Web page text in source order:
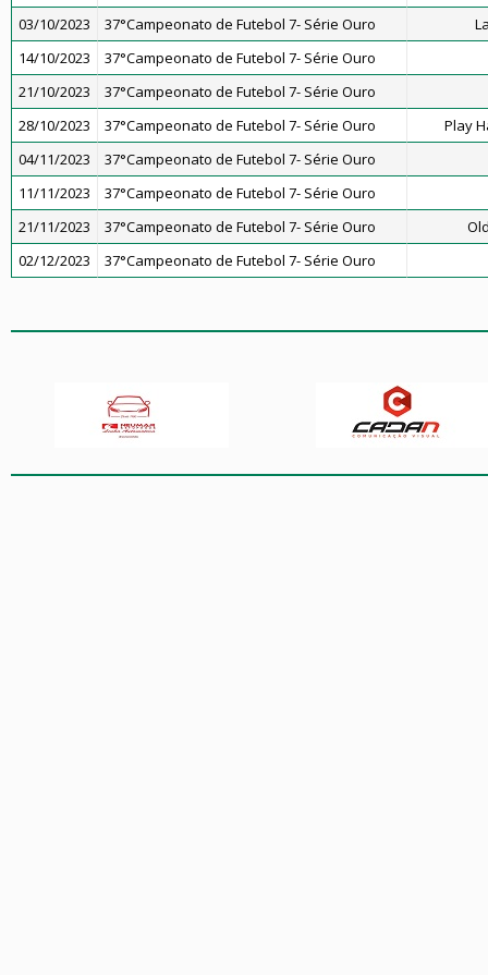
03/10/2023
37°Campeonato de Futebol 7- Série Ouro
14/10/2023
37°Campeonato de Futebol 7- Série Ouro
21/10/2023
37°Campeonato de Futebol 7- Série Ouro
28/10/2023
37°Campeonato de Futebol 7- Série Ouro
Play
04/11/2023
37°Campeonato de Futebol 7- Série Ouro
11/11/2023
37°Campeonato de Futebol 7- Série Ouro
21/11/2023
37°Campeonato de Futebol 7- Série Ouro
02/12/2023
37°Campeonato de Futebol 7- Série Ouro